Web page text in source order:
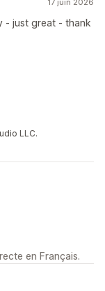
17 juin 2026
- just great - thank
LLC.
en Français.